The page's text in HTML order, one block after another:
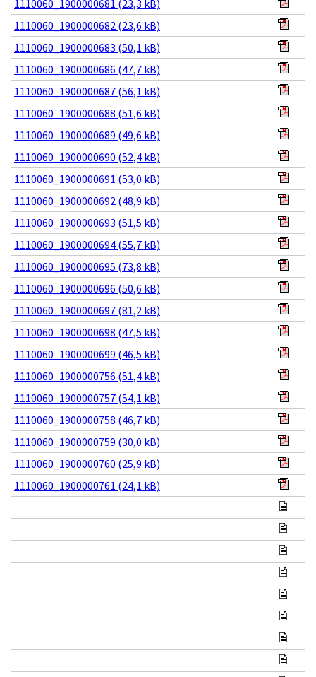
1110060_1900000681 (23,3 kB)
1110060_1900000682 (23,6 kB)
1110060_1900000683 (50,1 kB)
1110060_1900000686 (47,7 kB)
1110060_1900000687 (56,1 kB)
1110060_1900000688 (51,6 kB)
1110060_1900000689 (49,6 kB)
1110060_1900000690 (52,4 kB)
1110060_1900000691 (53,0 kB)
1110060_1900000692 (48,9 kB)
1110060_1900000693 (51,5 kB)
1110060_1900000694 (55,7 kB)
1110060_1900000695 (73,8 kB)
1110060_1900000696 (50,6 kB)
1110060_1900000697 (81,2 kB)
1110060_1900000698 (47,5 kB)
1110060_1900000699 (46,5 kB)
1110060_1900000756 (51,4 kB)
1110060_1900000757 (54,1 kB)
1110060_1900000758 (46,7 kB)
1110060_1900000759 (30,0 kB)
1110060_1900000760 (25,9 kB)
1110060_1900000761 (24,1 kB)